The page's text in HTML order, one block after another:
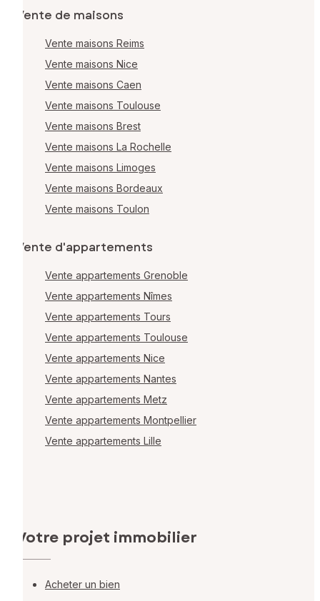
Vente de maisons
Vente maisons Reims
Vente maisons Nice
Vente maisons Caen
Vente maisons Toulouse
Vente maisons Brest
Vente maisons La Rochelle
Vente maisons Limoges
Vente maisons Bordeaux
Vente maisons Toulon
Vente d'appartements
Vente appartements Grenoble
Vente appartements Nîmes
Vente appartements Tours
Vente appartements Toulouse
Vente appartements Nice
Vente appartements Nantes
Vente appartements Metz
Vente appartements Montpellier
Vente appartements Lille
Votre projet immobilier
Acheter un bien